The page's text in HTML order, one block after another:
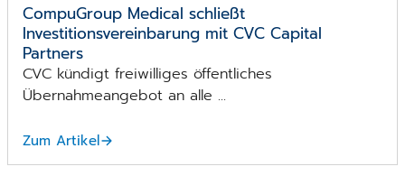
CompuGroup Medical schließt
Investitionsvereinbarung mit CVC Capital
Partners
CVC kündigt freiwilliges öffentliches
Übernahmeangebot an alle ...
Zum Artikel